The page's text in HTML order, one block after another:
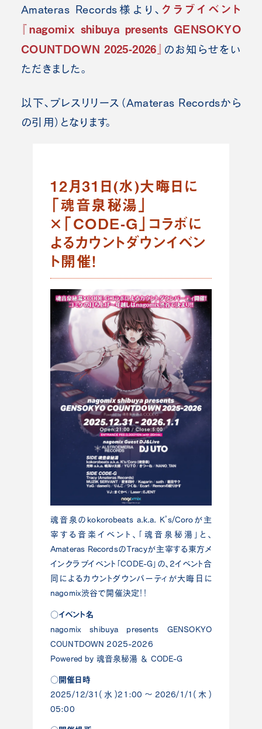
Amateras Records様より、 クラブイベント
『nagomix shibuya presents GENSOKYO
COUNTDOWN 2025-2026』 の お知らせをい
ただきました。
以下、プレスリリース（Amateras Recordsから
の引用）となります。
12月31日(水)大晦日に
「魂音泉秘湯」
×「CODE-G」コラボに
よるカウントダウンイベン
ト開催！
魂音泉のkokorobeats a.k.a. K’s/Coroが主
宰する音楽イベント、「魂音泉秘湯」と、
Amateras RecordsのTracyが主宰する東方メ
インクラブイベント「CODE-G」の、2イベント合
同によるカウントダウンパーティが大晦日に
nagomix渋谷で開催決定！！
○イベント名
nagomix shibuya presents GENSOKYO
COUNTDOWN 2025-2026
Powered by 魂音泉秘湯 ＆ CODE-G
○開催日時
2025/12/31(水)21:00～2026/1/1(木)
05:00